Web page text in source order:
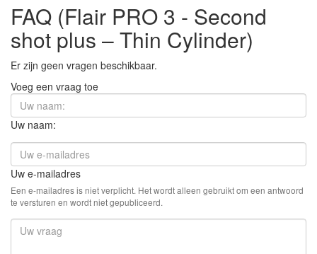
FAQ (Flair PRO 3 - Second
shot plus – Thin Cylinder)
Er zijn geen vragen beschikbaar.
Voeg een vraag toe
Uw naam:
Uw e-mailadres
Een e-mailadres is niet verplicht. Het wordt alleen gebruikt om een antwoord
te versturen en wordt niet gepubliceerd.